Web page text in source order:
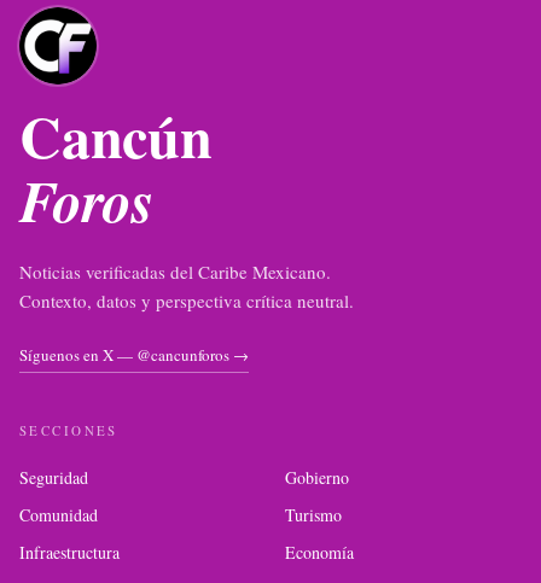
Cancún
Foros
Noticias verificadas del Caribe Mexicano.
Contexto, datos y perspectiva crítica neutral.
Síguenos en X — @cancunforos →
SECCIONES
Seguridad
Gobierno
Comunidad
Turismo
Infraestructura
Economía